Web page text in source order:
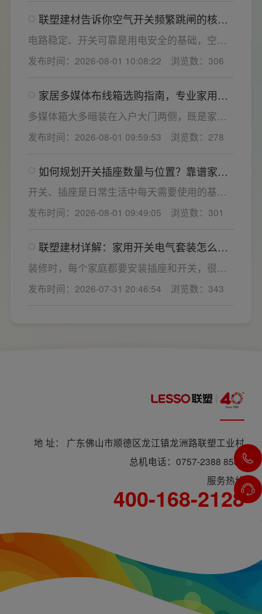
越长越好(因为铜片长度决定了插座距离的大
小，插孔间距越宽二三插同时插入越方便)。
联塑建材告诉你空气开关频繁跳闸的核心
原因与技术对策
电路稳定、开关可靠是用电安全的基础，空开
频繁跳闸大多源于电压波动、配件适配性不足
或防护结构设计缺陷。联塑建材依托成熟的电
电气套装产品，结构设计科学、稳压防护性能
优异，可有效应对电压瞬变、电网波动等场
景，减少无故跳闸、误跳闸等故障问题。
发布时间：2026-08-01 10:08:22 浏览数：306
家居多媒体布线箱选购指南，专业家用开
关电气套装厂家为您详解
多媒体箱大多暗装在入户大门两侧，既是家居
弱电线路的集中收纳载体，也会影响墙面整体
装修美观度，外观颜值、内部空间、模块化功
一站式配齐全屋电气产品，选择综合实力过硬
的家用开关电气套装厂家，可以同时搞定开关
插座、配电箱、多媒体布线箱等全套产品，采
购与售后更省心。
发布时间：2026-08-01 09:59:53 浏览数：278
如何规划开关插座数量与位置？靠谱家用
开关电气套装品牌怎么选？
开关、插座是日常生活中每天需要使用的基础
电气配件。随着家用电器的普及，需要的电源
插座和开关也会越来越多。装修前期除了规划
关键。如果装修时开关、插座的数量设置不
够，或者开关、插座的位置设置不合理，会给
今后的日常生活带来诸多不便，甚至留下安全
隐患。 所以装修前一定要精心规划开关、插座
发布时间：2026-08-01 09:49:05 浏览数：301
联塑建材详解：家用开关电气套装怎么
选，开关插座怎么安装更安全
装修时，每个家庭都要安装插座和开关，很多
业主在挑选家用开关电气套装之后，并不清楚
插座、开关合理的离地高度以及规范的安装方
发布时间：2026-07-31 20:46:54 浏览数：343
地 址： 广东佛山市顺德区龙江镇龙洲路联塑工业村
总机电话：0757-2388 8588
服务热线
400-168-2128